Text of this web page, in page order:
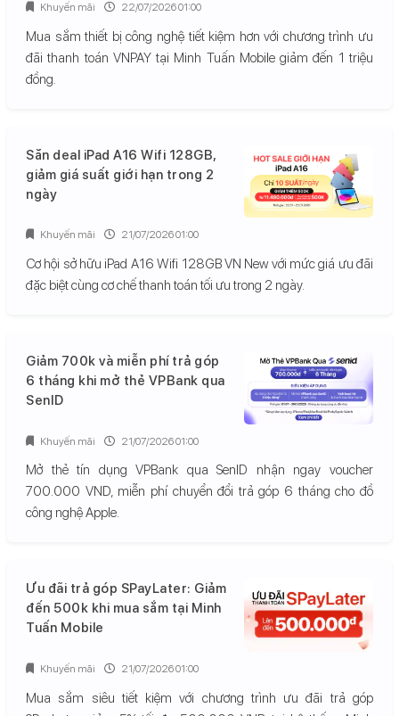
Mua sắm thiết bị công nghệ tiết kiệm hơn với chương trình ưu
đãi thanh toán VNPAY tại Minh Tuấn Mobile giảm đến 1 triệu
đồng.
Khuyến mãi 22/07/2026 01:00
Săn deal iPad A16 Wifi 128GB,
giảm giá suất giới hạn trong 2
ngày
Cơ hội sở hữu iPad A16 Wifi 128GB VN New với mức giá ưu đãi
đặc biệt cùng cơ chế thanh toán tối ưu trong 2 ngày.
Khuyến mãi 21/07/2026 01:00
Giảm 700k và miễn phí trả góp
6 tháng khi mở thẻ VPBank qua
SenID
Mở thẻ tín dụng VPBank qua SenID nhận ngay voucher
700.000 VND, miễn phí chuyển đổi trả góp 6 tháng cho đồ
công nghệ Apple.
Khuyến mãi 21/07/2026 01:00
Ưu đãi trả góp SPayLater: Giảm
đến 500k khi mua sắm tại Minh
Tuấn Mobile
Mua sắm siêu tiết kiệm với chương trình ưu đãi trả góp
Khuyến mãi 21/07/2026 01:00